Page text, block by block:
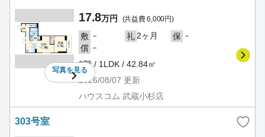
写真を見る
17.8万円 (共益費 6,000円)
敷 － 礼 2ヶ月 保 －
償 －
3階 / 1LDK / 42.84㎡
2026/08/07 更新
ハウスコム 武蔵小杉店
303号室